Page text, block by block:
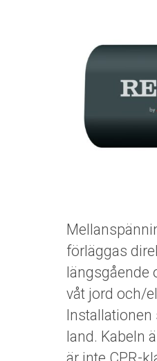
förläggas
längsgående
våt jord och/
land. Kabeln